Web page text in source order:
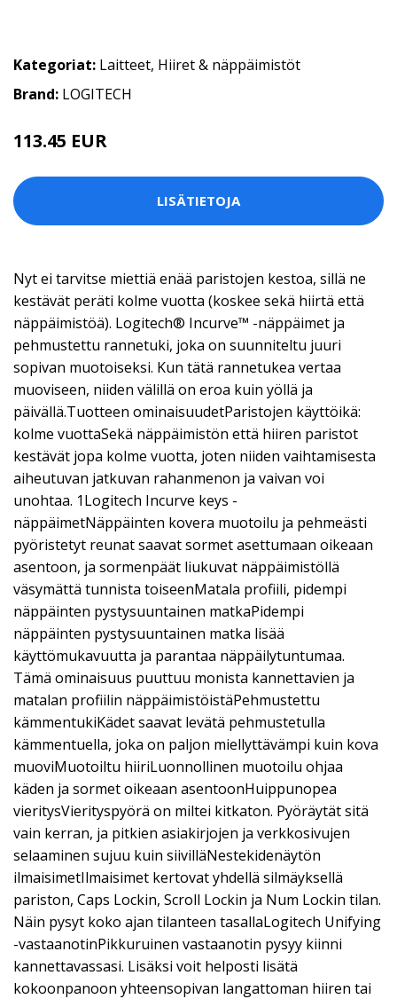
Kategoriat: Laitteet, Hiiret & näppäimistöt
Brand: LOGITECH
113.45 EUR
LISÄTIETOJA
Nyt ei tarvitse miettiä enää paristojen kestoa, sillä ne
kestävät peräti kolme vuotta (koskee sekä hiirtä että
näppäimistöä). Logitech® Incurve™ -näppäimet ja
pehmustettu rannetuki, joka on suunniteltu juuri
sopivan muotoiseksi. Kun tätä rannetukea vertaa
muoviseen, niiden välillä on eroa kuin yöllä ja
päivällä.Tuotteen ominaisuudetParistojen käyttöikä:
kolme vuottaSekä näppäimistön että hiiren paristot
kestävät jopa kolme vuotta, joten niiden vaihtamisesta
aiheutuvan jatkuvan rahanmenon ja vaivan voi
unohtaa. 1Logitech Incurve keys -
näppäimetNäppäinten kovera muotoilu ja pehmeästi
pyöristetyt reunat saavat sormet asettumaan oikeaan
asentoon, ja sormenpäät liukuvat näppäimistöllä
väsymättä tunnista toiseenMatala profiili, pidempi
näppäinten pystysuuntainen matkaPidempi
näppäinten pystysuuntainen matka lisää
käyttömukavuutta ja parantaa näppäilytuntumaa.
Tämä ominaisuus puuttuu monista kannettavien ja
matalan profiilin näppäimistöistäPehmustettu
kämmentukiKädet saavat levätä pehmustetulla
kämmentuella, joka on paljon miellyttävämpi kuin kova
muoviMuotoiltu hiiriLuonnollinen muotoilu ohjaa
käden ja sormet oikeaan asentoonHuippunopea
vieritysVierityspyörä on miltei kitkaton. Pyöräytät sitä
vain kerran, ja pitkien asiakirjojen ja verkkosivujen
selaaminen sujuu kuin siivilläNestekidenäytön
ilmaisimetIlmaisimet kertovat yhdellä silmäyksellä
pariston, Caps Lockin, Scroll Lockin ja Num Lockin tilan.
Näin pysyt koko ajan tilanteen tasallaLogitech Unifying
-vastaanotinPikkuruinen vastaanotin pysyy kiinni
kannettavassasi. Lisäksi voit helposti lisätä
kokoonpanoon yhteensopivan langattoman hiiren tai